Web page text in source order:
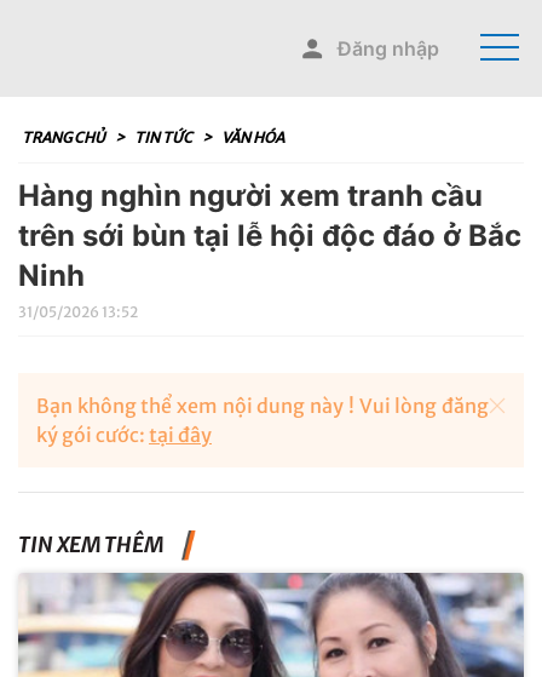
Đăng nhập
TRANG CHỦ > TIN TỨC > VĂN HÓA
Hàng nghìn người xem tranh cầu
trên sới bùn tại lễ hội độc đáo ở Bắc
Ninh
31/05/2026 13:52
Bạn không thể xem nội dung này ! Vui lòng đăng
ký gói cước: tại đây
TIN XEM THÊM